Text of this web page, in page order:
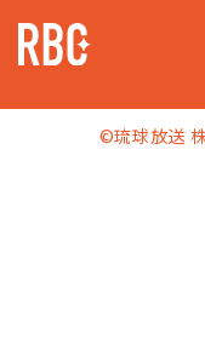
©琉球放送